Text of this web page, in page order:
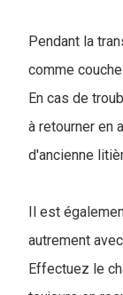
Pendant la
comme
En cas de
à retourner en
d'ancienne
Il est
autrement
Effectuez le